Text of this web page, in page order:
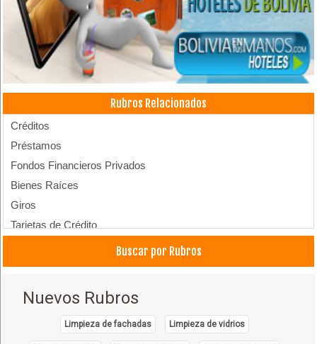
Rubros Relacionados
Créditos
Préstamos
Fondos Financieros Privados
Bienes Raíces
Giros
Tarjetas de Crédito
Transferencia de Dinero
Leasing
Buscar por Rubros
Nuevos Rubros
Limpieza de fachadas Limpieza de vidrios